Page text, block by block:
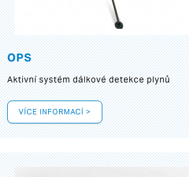
OPS
Aktivní systém dálkové detekce plynů
VÍCE INFORMACÍ >